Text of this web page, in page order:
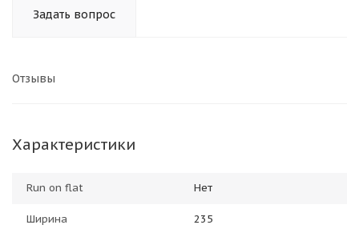
Задать вопрос
Отзывы
Характеристики
Run on flat Нет
Ширина 235